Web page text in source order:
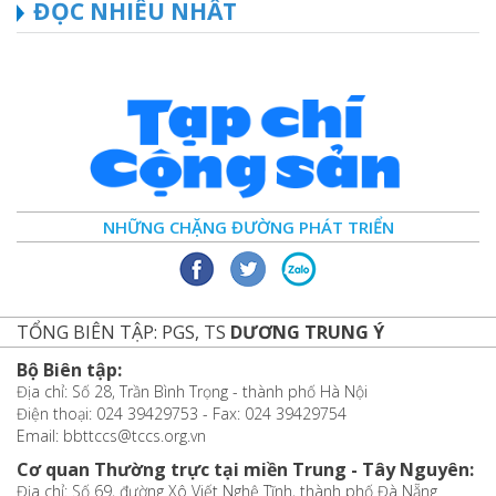
ĐỌC NHIỀU NHẤT
NHỮNG CHẶNG ĐƯỜNG PHÁT TRIỂN
TỔNG BIÊN TẬP: PGS, TS DƯƠNG TRUNG Ý
Bộ Biên tập:
Địa chỉ: Số 28, Trần Bình Trọng - thành phố Hà Nội
Điện thoại: 024 39429753 - Fax: 024 39429754
Email: bbttccs@tccs.org.vn
Cơ quan Thường trực tại miền Trung - Tây Nguyên:
Địa chỉ: Số 69, đường Xô Viết Nghệ Tĩnh, thành phố Đà Nẵng